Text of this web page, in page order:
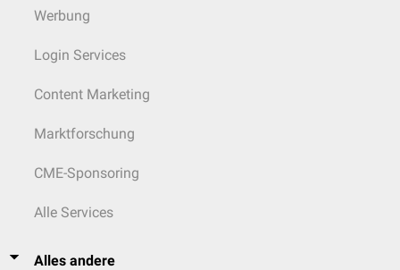
Werbung
Login Services
Content Marketing
Marktforschung
CME-Sponsoring
Alle Services
Alles andere